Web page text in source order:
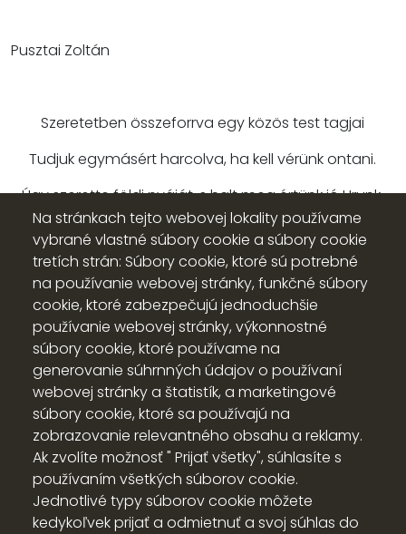
Pusztai Zoltán
Szeretetben összeforrva egy közös test tagjai
Tudjuk egymásért harcolva, ha kell vérünk ontani.
Úgy szerette földi nyáját, s halt meg értünk jó Urunk,
Fájna Néki látva minket, hogy szeretni nem tudunk.
/RÉ 395,2/
Nastavenia súborov cookie
Na stránkach tejto webovej lokality používame
vybrané vlastné súbory cookie a súbory cookie
tretích strán: Súbory cookie, ktoré sú potrebné
na používanie webovej stránky, funkčné súbory
cookie, ktoré zabezpečujú jednoduchšie
používanie webovej stránky, výkonnostné
súbory cookie, ktoré používame na
generovanie súhrnných údajov o používaní
webovej stránky a štatistík, a marketingové
súbory cookie, ktoré sa používajú na
zobrazovanie relevantného obsahu a reklamy.
Ak zvolíte možnosť " Prijať všetky", súhlasíte s
používaním všetkých súborov cookie.
Jednotlivé typy súborov cookie môžete
kedykoľvek prijať a odmietnuť a svoj súhlas do